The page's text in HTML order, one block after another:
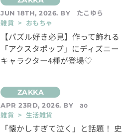
JUN 18TH, 2026. BY
たこゆら
雑貨 > おもちゃ
【パズル好き必見】作って飾れる
「アクスタポップ」にディズニー
キャラクター4種が登場♡
APR 23RD, 2026. BY
ao
雑貨 > 生活雑貨
「懐かしすぎて泣く」と話題！ 史